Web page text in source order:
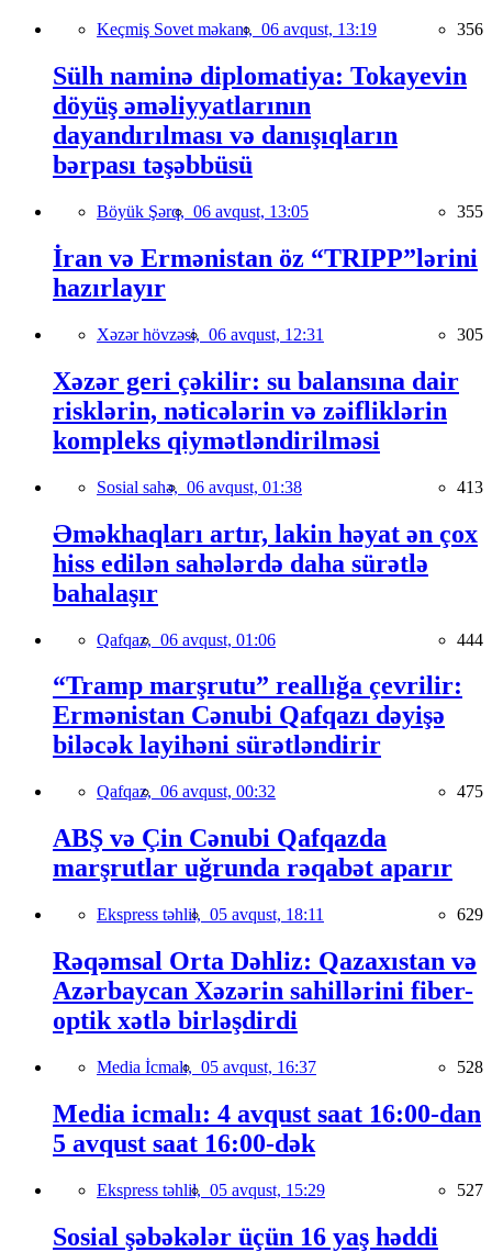
Keçmiş Sovet məkanı, 06 avqust, 13:19 356
Sülh naminə diplomatiya: Tokayevin
döyüş əməliyyatlarının
dayandırılması və danışıqların
bərpası təşəbbüsü
Böyük Şərq, 06 avqust, 13:05 355
İran və Ermənistan öz “TRIPP”lərini
hazırlayır
Xəzər hövzəsi, 06 avqust, 12:31 305
Xəzər geri çəkilir: su balansına dair
risklərin, nəticələrin və zəifliklərin
kompleks qiymətləndirilməsi
Sosial sahə, 06 avqust, 01:38 413
Əməkhaqları artır, lakin həyat ən çox
hiss edilən sahələrdə daha sürətlə
bahalaşır
Qafqaz, 06 avqust, 01:06 444
“Tramp marşrutu” reallığa çevrilir:
Ermənistan Cənubi Qafqazı dəyişə
biləcək layihəni sürətləndirir
Qafqaz, 06 avqust, 00:32 475
ABŞ və Çin Cənubi Qafqazda
marşrutlar uğrunda rəqabət aparır
Ekspress təhlil, 05 avqust, 18:11 629
Rəqəmsal Orta Dəhliz: Qazaxıstan və
Azərbaycan Xəzərin sahillərini fiber-
optik xətlə birləşdirdi
Media İcmalı, 05 avqust, 16:37 528
Media icmalı: 4 avqust saat 16:00-dan
5 avqust saat 16:00-dək
Ekspress təhlil, 05 avqust, 15:29 527
Sosial şəbəkələr üçün 16 yaş həddi